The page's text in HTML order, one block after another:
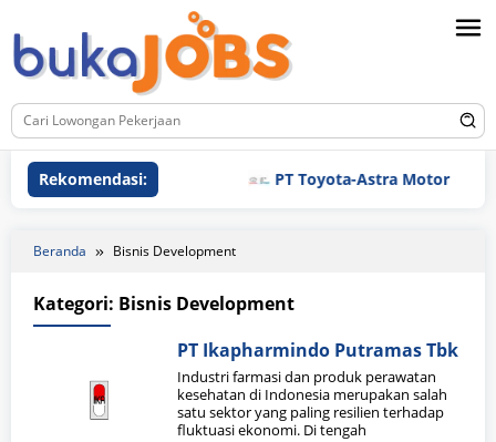
ke
konten
Rekomendasi: PT Toyota-Astra Motor
Beranda Bisnis Development
Kategori: Bisnis Development
PT Ikapharmindo Putramas Tbk
Industri farmasi dan produk perawatan
kesehatan di Indonesia merupakan salah
satu sektor yang paling resilien terhadap
fluktuasi ekonomi. Di tengah